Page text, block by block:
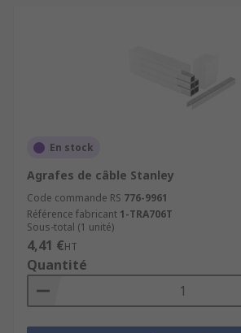
En stock
Agrafes de câble Stanley
Code commande RS 776-9961
Référence fabricant 1-TRA706T
Sous-total (1 unité)
4,41 €HT
Quantité